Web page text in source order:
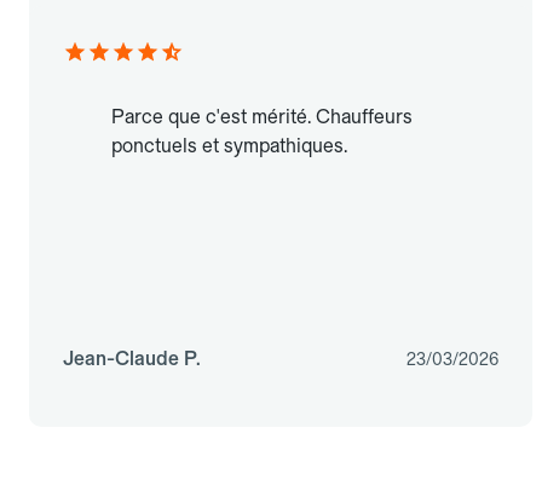
Parce que c'est mérité. Chauffeurs
ponctuels et sympathiques.
Jean-Claude P. 23/03/2026